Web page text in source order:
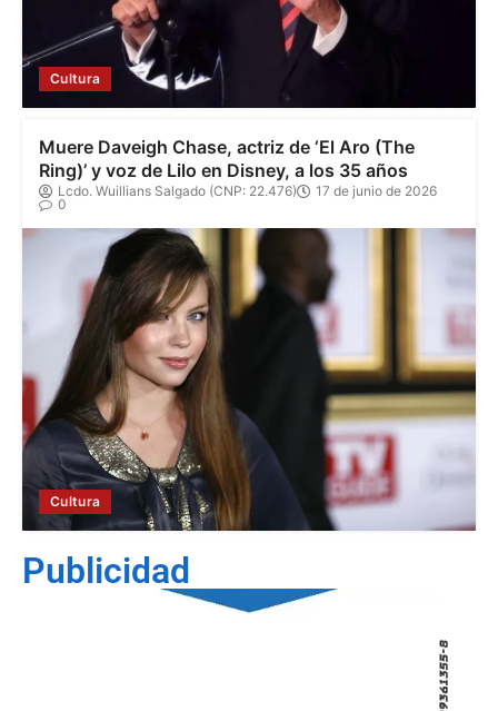
Cultura
Cultura
Muere Daveigh Chase, actriz de ‘El Aro (The
Ring)’ y voz de Lilo en Disney, a los 35 años
Lcdo. Wuillians Salgado (CNP: 22.476)
17 de junio de 2026
0
Publicidad